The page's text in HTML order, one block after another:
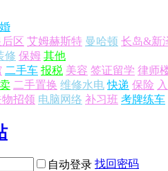
后区 艾姆赫斯特 曼哈顿 长岛&新
修 保姆 其他
二手车 报税 美容 签证留学 律师
二手置换 维修水电 快递 保险
物招领 电脑网络 补习班 考牌练车
自动登录 找回密码